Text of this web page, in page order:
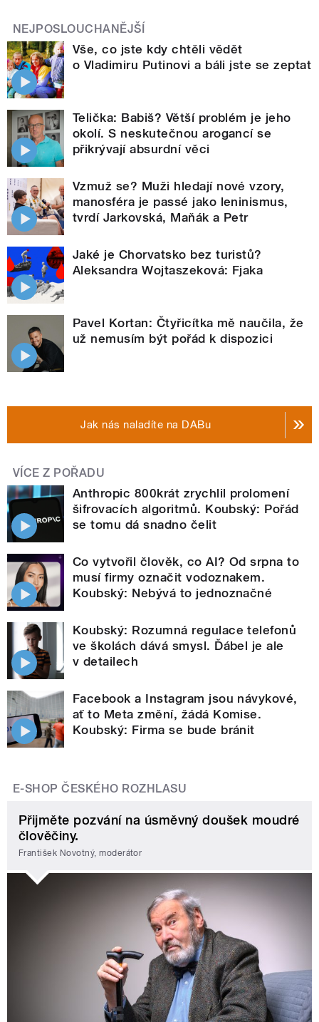
NEJPOSLOUCHANĚJŠÍ
Vše, co jste kdy chtěli vědět
o Vladimiru Putinovi a báli jste se zeptat
Telička: Babiš? Větší problém je jeho
okolí. S neskutečnou arogancí se
přikrývají absurdní věci
Vzmuž se? Muži hledají nové vzory,
manosféra je passé jako leninismus,
tvrdí Jarkovská, Maňák a Petr
Jaké je Chorvatsko bez turistů?
Aleksandra Wojtaszeková: Fjaka
Pavel Kortan: Čtyřicítka mě naučila, že
už nemusím být pořád k dispozici
Jak nás naladíte na DABu
VÍCE Z POŘADU
Anthropic 800krát zrychlil prolomení
šifrovacích algoritmů. Koubský: Pořád
se tomu dá snadno čelit
Co vytvořil člověk, co AI? Od srpna to
musí firmy označit vodoznakem.
Koubský: Nebývá to jednoznačné
Koubský: Rozumná regulace telefonů
ve školách dává smysl. Ďábel je ale
v detailech
Facebook a Instagram jsou návykové,
ať to Meta změní, žádá Komise.
Koubský: Firma se bude bránit
E-SHOP ČESKÉHO ROZHLASU
Přijměte pozvání na úsměvný doušek moudré
člověčiny.
František Novotný, moderátor